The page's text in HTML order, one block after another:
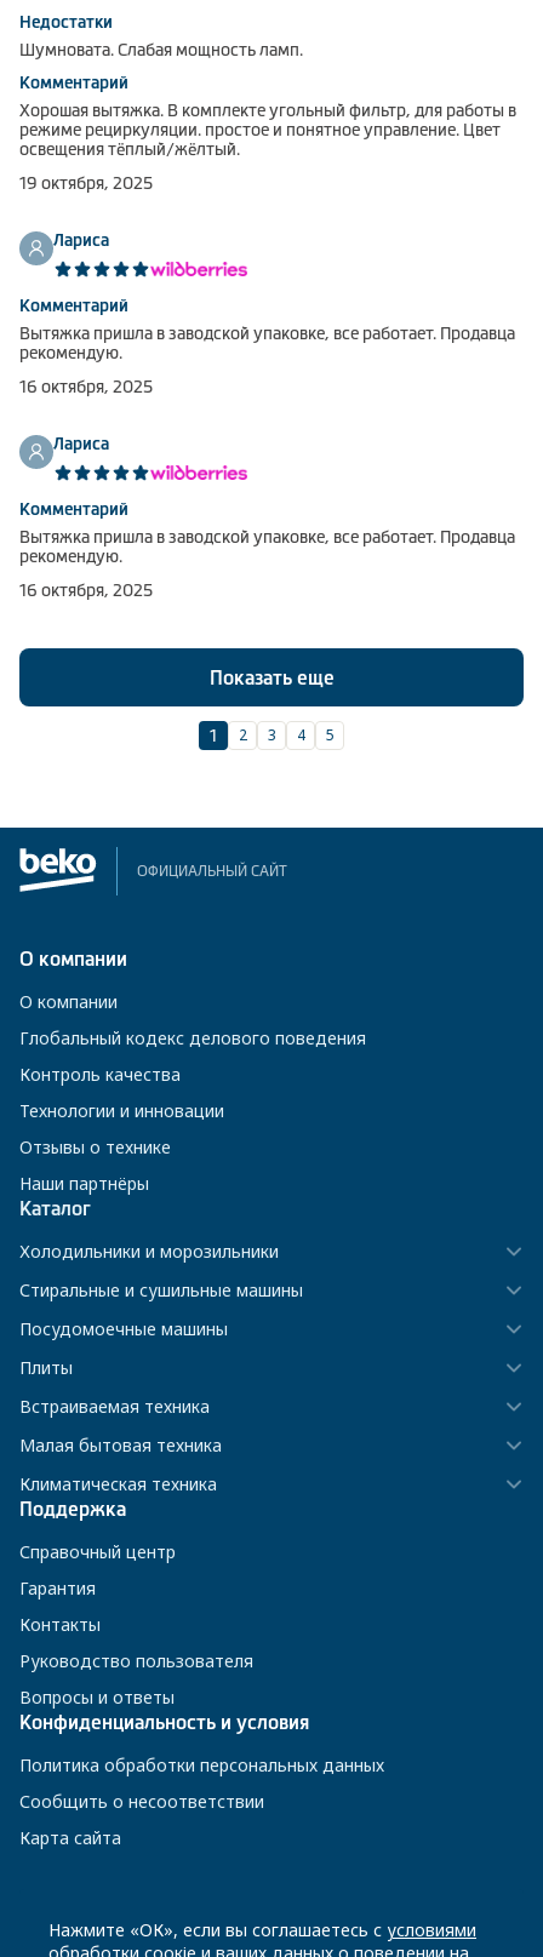
Недостатки
Шумновата. Слабая мощность ламп.
Комментарий
Хорошая вытяжка. В комплекте угольный фильтр, для работы в
режиме рециркуляции. простое и понятное управление. Цвет
освещения тёплый/жёлтый.
19 октября, 2025
Лариса
Комментарий
Вытяжка пришла в заводской упаковке, все работает. Продавца
рекомендую.
16 октября, 2025
Лариса
Комментарий
Вытяжка пришла в заводской упаковке, все работает. Продавца
рекомендую.
16 октября, 2025
Показать еще
1 2 3 4 5
ОФИЦИАЛЬНЫЙ САЙТ
О компании
О компании
Глобальный кодекс делового поведения
Контроль качества
Технологии и инновации
Отзывы о технике
Наши партнёры
Каталог
Холодильники и морозильники
Стиральные и сушильные машины
Посудомоечные машины
Плиты
Встраиваемая техника
Малая бытовая техника
Климатическая техника
Поддержка
Справочный центр
Гарантия
Контакты
Руководство пользователя
Вопросы и ответы
Конфиденциальность и условия
Политика обработки персональных данных
Сообщить о несоответствии
Карта сайта
8 800 200-23-56
Нажмите «ОК», если вы соглашаетесь с условиями